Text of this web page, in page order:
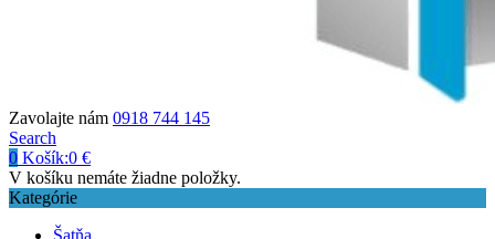
Zavolajte nám 0918 744 145
Search
0 Košík:0 €
V košíku nemáte žiadne položky.
Kategórie
Šatňa